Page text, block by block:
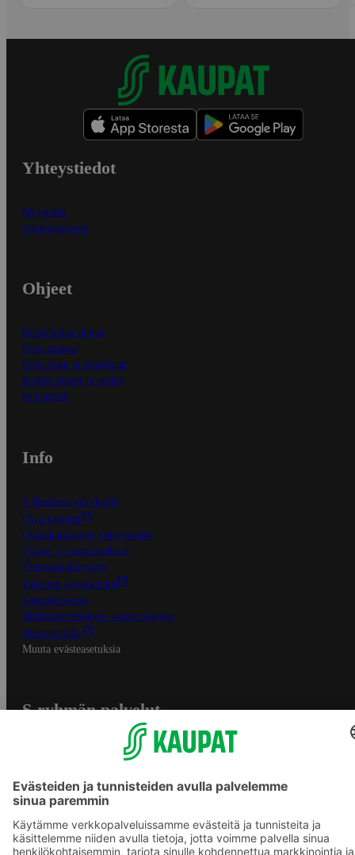
Yhteystiedot
Myymälät
Asiakaspalvelu
Ohjeet
Ensitilaajan ohjeet
Näin maksat
Näin tilaat ja muokkaat
Kaikki ohjeet ja vinkit
In English
Info
S-Business yrityksille
Oiva-raportit
Osuuskauppojen yhteystiedot
Tilaus- ja toimitusehdot
Tietosuojakäytäntö
Palvelun käyttöehdot
Saavutettavuus
Mobiilisovelluksen saavutettavuus
Mainostajalle
Muuta evästeasetuksia
S-ryhmän palvelut
Yhteishyvä Ruoka -sovellus
S-ostoslista -sovellus
Prisma.fi
Sokos.fi